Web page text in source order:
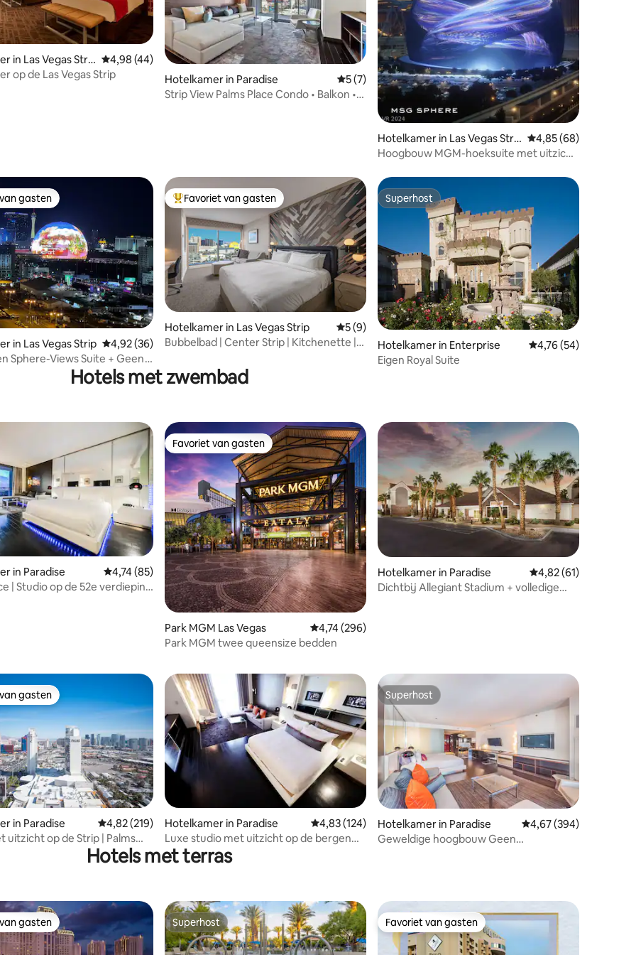
van 4,9 op 5, 90 recensies
in Las Vegas Stri
Gemiddelde beoordeling van 4,98 op 5, 44 recensies
4,98 (44)
op de Las Vegas Strip
Hotelkamer in Paradise Gemiddelde beoordeling van 5 op 5, 7 recensies
5 (7)
Strip View Palms Place Condo • Balkon •
Hotelkamer in Las Vegas Stri
p
Gemiddelde
4,85 (68)
Hoogbouw MGM-hoeksuite met uitzicht
van 5 op 5, 5 recensies
gasten
gasten
in Las Vegas Strip Gemiddelde beoordeling van 4,92 op 5, 36 recensies
4,92 (36)
Sphere-Views Suite + Geen
Topfavoriet van gasten
Favoriet van gasten
Hotelkamer in Las Vegas Strip Gemiddelde beoordeling van 5 op 5, 9 recensies
5 (9)
Bubbelbad | Center Strip | Kitchenette |
Superhost
Superhost
Hotelkamer in Enterprise Gemiddelde
4,76 (54)
Eigen Royal Suite
Hotels met zwembad
van 4,65 op 5, 20 recensies
in Paradise Gemiddelde beoordeling van 4,74 op 5, 85 recensies
4,74 (85)
| Studio op de 52e verdieping
Favoriet van gasten
Favoriet van gasten
Park MGM Las Vegas Gemiddelde beoordeling van 4,74 op 5, 296 recensies
4,74 (296)
Park MGM twee queensize bedden
Hotelkamer in Paradise Gemiddelde
4,82 (61)
Dichtbij Allegiant Stadium + volledige
van 4,65 op 5, 441 recensies
gasten
gasten
in Paradise Gemiddelde beoordeling van 4,82 op 5, 219 recensies
4,82 (219)
uitzicht op de Strip | Palms
Hotelkamer in Paradise Gemiddelde beoordeling van 4,83 op 5, 124 recensies
4,83 (124)
Luxe studio met uitzicht op de bergen
geen RESORTTOESLAG
Superhost
Superhost
Hotelkamer in Paradise Gemiddelde
4,67 (394)
Geweldige hoogbouw Geen
Hotels met terras
gasten
gasten Superhost
Superhost Favoriet van gasten
Favoriet van gasten